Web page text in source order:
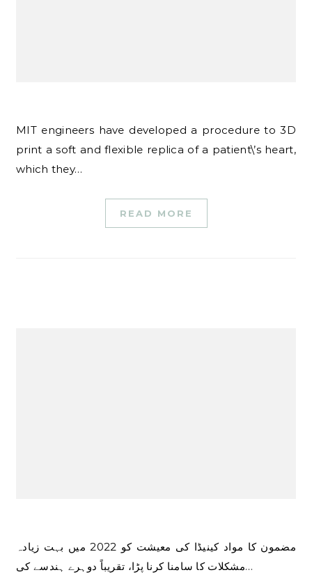
MIT engineers have developed a procedure to 3D
print a soft and flexible replica of a patient\’s heart,
which they…
READ MORE
مضمون کا مواد کینیڈا کی معیشت کو 2022 میں بہت زیادہ
مشکلات کا سامنا کرنا پڑا، تقریباً دوہرے ہندسے کی…